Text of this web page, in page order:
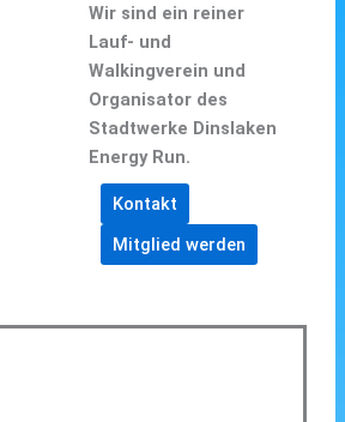
Wir sind ein reiner
Lauf- und
Walkingverein und
Organisator des
Stadtwerke Dinslaken
Energy Run.
Kontakt
Mitglied werden